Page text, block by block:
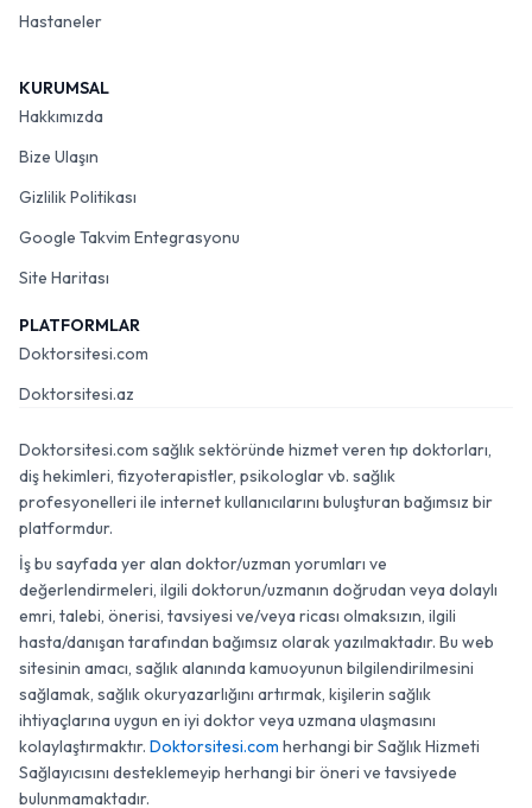
Hastaneler
KURUMSAL
Hakkımızda
Bize Ulaşın
Gizlilik Politikası
Google Takvim Entegrasyonu
Site Haritası
PLATFORMLAR
Doktorsitesi.com
Doktorsitesi.az
Doktorsitesi.com sağlık sektöründe hizmet veren tıp doktorları,
diş hekimleri, fizyoterapistler, psikologlar vb. sağlık
profesyonelleri ile internet kullanıcılarını buluşturan bağımsız bir
platformdur.
İş bu sayfada yer alan doktor/uzman yorumları ve
değerlendirmeleri, ilgili doktorun/uzmanın doğrudan veya dolaylı
emri, talebi, önerisi, tavsiyesi ve/veya ricası olmaksızın, ilgili
hasta/danışan tarafından bağımsız olarak yazılmaktadır. Bu web
sitesinin amacı, sağlık alanında kamuoyunun bilgilendirilmesini
sağlamak, sağlık okuryazarlığını artırmak, kişilerin sağlık
ihtiyaçlarına uygun en iyi doktor veya uzmana ulaşmasını
kolaylaştırmaktır. Doktorsitesi.com herhangi bir Sağlık Hizmeti
Sağlayıcısını desteklemeyip herhangi bir öneri ve tavsiyede
bulunmamaktadır.